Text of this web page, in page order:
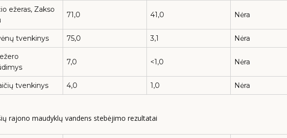
ežeras, Zakso
71,0 41,0 Nėra
tvenkinys 75,0 3,1 Nėra
7,0 <1,0 Nėra
tvenkinys 4,0 1,0 Nėra
rajono maudyklų vandens stebėjimo rezultatai